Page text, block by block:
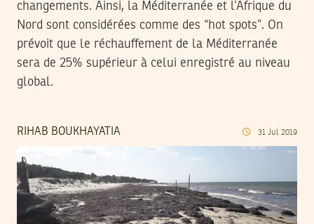
changements. Ainsi, la Méditerranée et l’Afrique du
Nord sont considérées comme des “hot spots”. On
prévoit que le réchauffement de la Méditerranée
sera de 25% supérieur à celui enregistré au niveau
global.
RIHAB BOUKHAYATIA 31 Jul 2019